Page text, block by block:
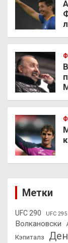
Метки
UFC 290 UFC 295
Волкановски
Кэпиталз